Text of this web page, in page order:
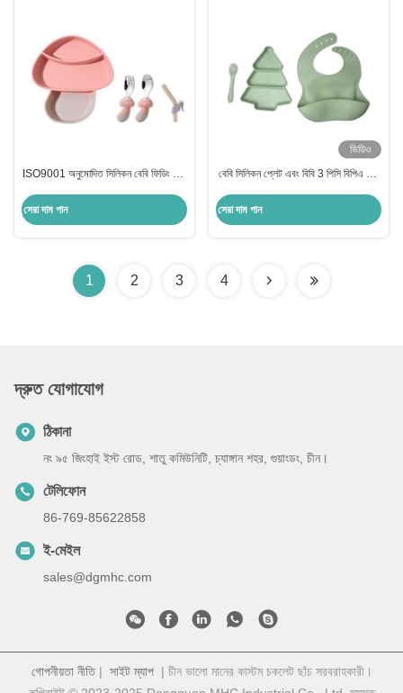
ISO9001 অনুমোদিত সিলিকন বেবি ফিডিং সেট
সেরা দাম পান
ভিডিও
বেবি সিলিকন প্লেট এবং বিবি 3 পিসি বিপিএ ফ্রি
সেরা দাম পান
1 2 3 4
দ্রুত যোগাযোগ
ঠিকানা
নং ৯৫ জিংহাই ইস্ট রোড, শাতু কমিউনিটি, চ্যাঙ্গান শহর, গুয়াংডং, চীন।
টেলিফোন
86-769-85622858
ই-মেইল
sales@dgmhc.com
গোপনীয়তা নীতি| সাইট ম্যাপ| চীন ভালো মানের কাস্টম চকলেট ছাঁচ সরবরাহকারী।